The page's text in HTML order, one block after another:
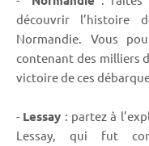
découvrir l’histoire
Normandie. Vous
contenant des milliers
victoire de ces
- Lessay : partez à
Lessay, qui fut